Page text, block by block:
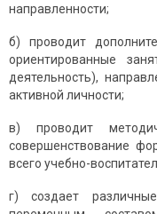
направленности;
б) проводит
ориентированные
деятельность),
активной личности;
в) проводит
совершенствование
всего учебно-
г) создает